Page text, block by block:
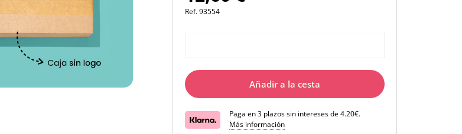
Ref.93554
Añadir a la cesta
Paga en 3 plazos sin intereses de 4.20€.
Más información